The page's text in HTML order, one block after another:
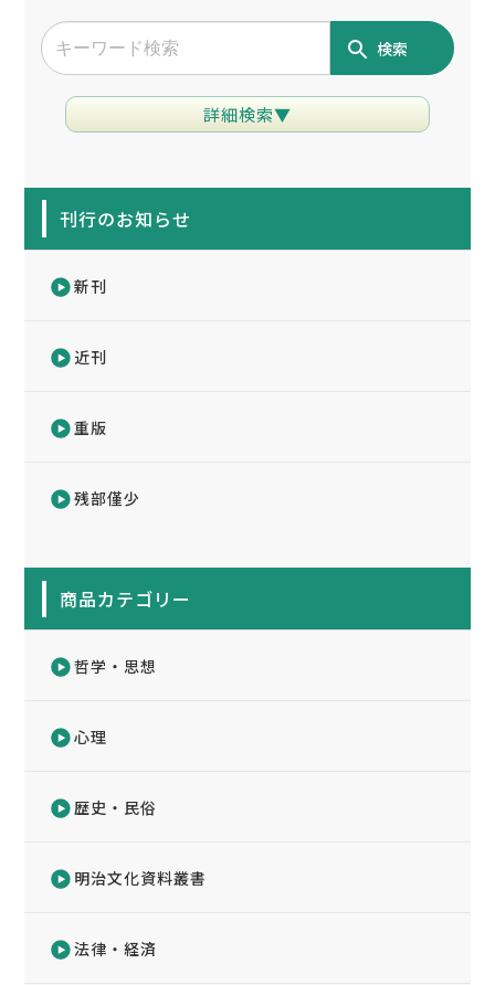
検索
詳細検索▼
刊行のお知らせ
新刊
近刊
重版
残部僅少
商品カテゴリー
哲学・思想
心理
歴史・民俗
明治文化資料叢書
法律・経済